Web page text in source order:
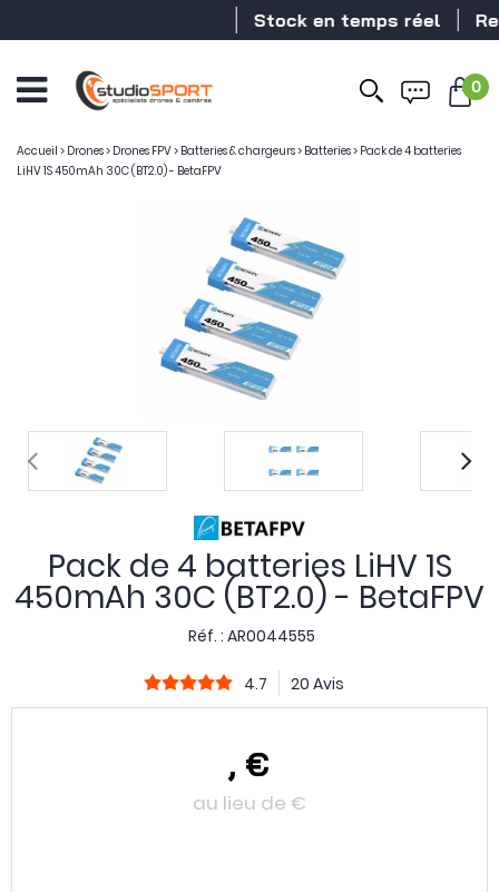
Stock en temps réel
0
Accueil > Drones> Drones FPV> Batteries & chargeurs> Batteries> Pack de 4 batteries
LiHV 1S 450mAh 30C (BT2.0) - BetaFPV
Pack de 4 batteries LiHV 1S
450mAh 30C (BT2.0) - BetaFPV
Réf. : AR0044555
4.7 20 Avis
, €
au lieu de €